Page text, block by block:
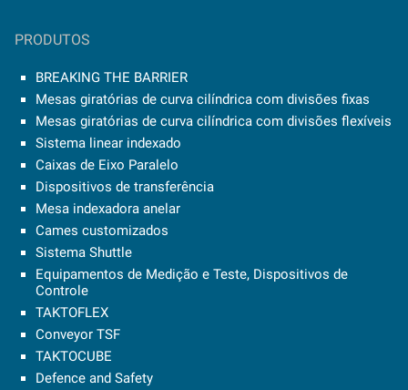
PRODUTOS
BREAKING THE BARRIER
Mesas giratórias de curva cilíndrica com divisões fixas
Mesas giratórias de curva cilíndrica com divisões flexíveis
Sistema linear indexado
Caixas de Eixo Paralelo
Dispositivos de transferência
Mesa indexadora anelar
Cames customizados
Sistema Shuttle
Equipamentos de Medição e Teste, Dispositivos de
Controle
TAKTOFLEX
Conveyor TSF
TAKTOCUBE
Defence and Safety